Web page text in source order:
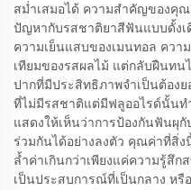
สม่ำเสมอได้ ความสำคัญของคุ
ปัญหากับรสชาติยาสีฟันแบบดั้งเ
ความเย็นแสบของเมนทอล ควา
เทียมของรสผลไม้ แต่กลับฝืนทน
ปากที่มีประสิทธิภาพจำเป็นต้อง
ที่ไม่มีรสชาติแต่มีฟลูออไรด์นั้นท
แสดงให้เห็นว่าการป้องกันฟันผุ
ร่วมกันได้อย่างลงตัว คุณค่าที่สิ่
ล้ำค่าเกินกว่าเพียงแค่ความรู้สึก
เป็นประสบการณ์ที่เป็นกลาง ห